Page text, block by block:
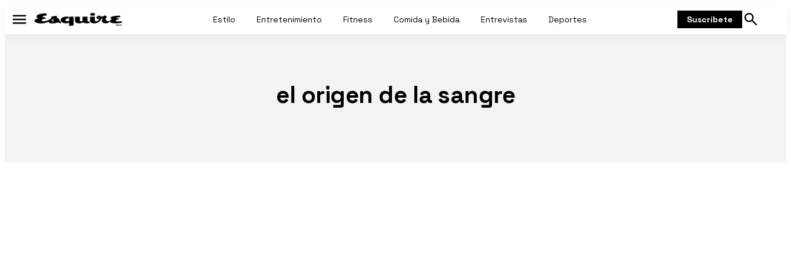
Menú Estilo Entretenimiento Fitness Comida y Bebida Entrevistas Deportes Suscríbete
Mostrar
el origen de la sangre